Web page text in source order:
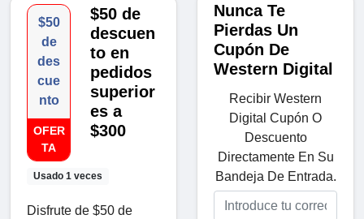
$50
de
des
cue
nto
OFER
TA
Usado 1 veces
$50 de
descuen
to en
pedidos
superior
es a
$300
Disfrute de $50 de
Nunca Te
Pierdas Un
Cupón De
Western Digital
Recibir Western
Digital Cupón O
Descuento
Directamente En Su
Bandeja De Entrada.